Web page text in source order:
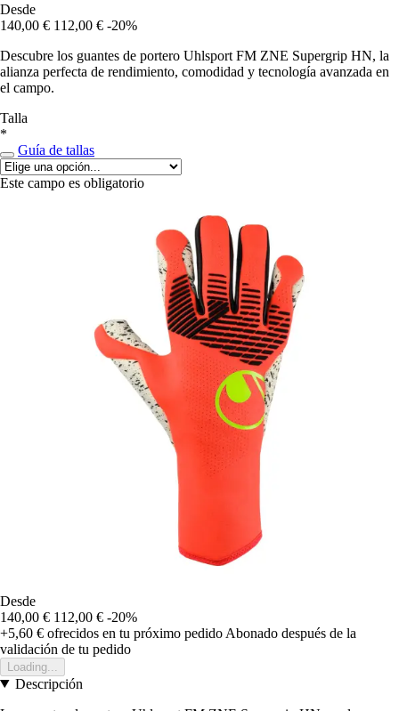
Desde
140,00 € 112,00 € -20%
Descubre los guantes de portero Uhlsport FM ZNE Supergrip HN, la
alianza perfecta de rendimiento, comodidad y tecnología avanzada en
el campo.
Talla
*
Guía de tallas
Este campo es obligatorio
Desde
140,00 € 112,00 € -20%
+5,60 € ofrecidos en tu próximo pedido Abonado después de la
validación de tu pedido
Loading...
Descripción